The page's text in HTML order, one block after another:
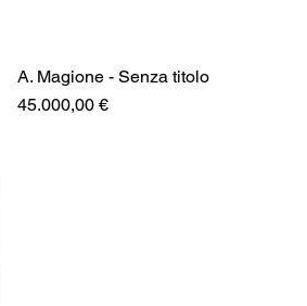
A. Magione - Senza titolo
Prezzo
45.000,00 €